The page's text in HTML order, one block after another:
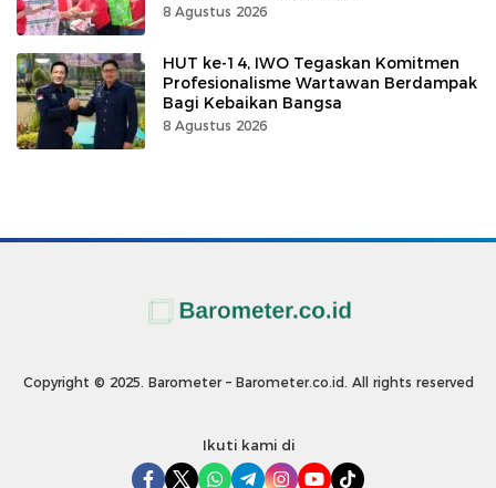
8 Agustus 2026
HUT ke-14, IWO Tegaskan Komitmen
Profesionalisme Wartawan Berdampak
Bagi Kebaikan Bangsa
8 Agustus 2026
Copyright © 2025. Barometer – Barometer.co.id. All rights reserved
Ikuti kami di